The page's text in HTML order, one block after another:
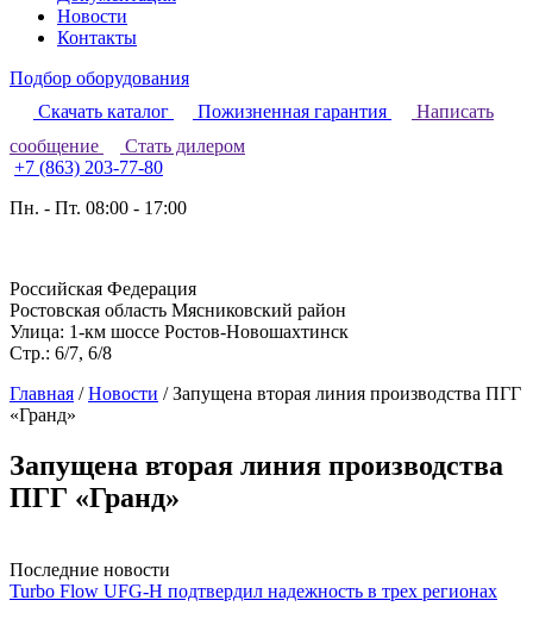
Новости
Контакты
Подбор оборудования
Скачать каталог
Пожизненная гарантия
Написать
сообщение
Стать дилером
+7 (863) 203-77-80
Пн. - Пт. 08:00 - 17:00
Российская Федерация
Ростовская область Мясниковский район
Улица: 1-км шоссе Ростов-Новошахтинск
Стр.: 6/7, 6/8
Главная /Новости /Запущена вторая линия производства ПГГ
«Гранд»
Запущена вторая линия производства
ПГГ «Гранд»
Последние новости
Turbo Flow UFG-H подтвердил надежность в трех регионах